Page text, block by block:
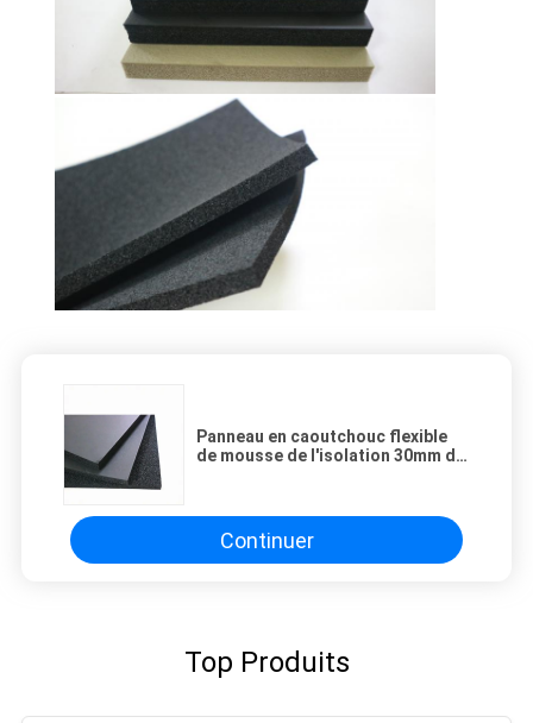
Panneau en caoutchouc flexible
de mousse de l'isolation 30mm de
Continuer
Top Produits